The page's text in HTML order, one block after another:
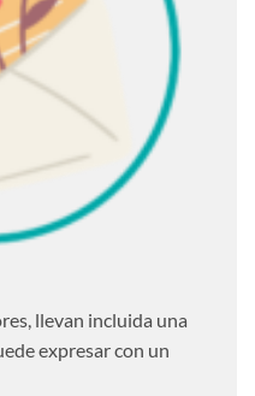
llevan incluida una
expresar con un